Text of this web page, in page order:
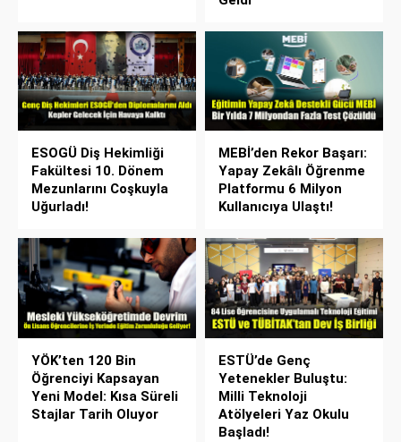
ESOGÜ Diş Hekimliği
Fakültesi 10. Dönem
Mezunlarını Coşkuyla
Uğurladı!
MEBİ’den Rekor Başarı:
Yapay Zekâlı Öğrenme
Platformu 6 Milyon
Kullanıcıya Ulaştı!
YÖK’ten 120 Bin
Öğrenciyi Kapsayan
Yeni Model: Kısa Süreli
Stajlar Tarih Oluyor
ESTÜ’de Genç
Yetenekler Buluştu:
Milli Teknoloji
Atölyeleri Yaz Okulu
Başladı!